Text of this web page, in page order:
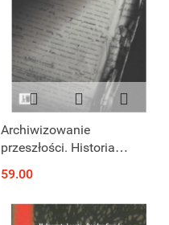
Archiwizowanie
przeszłości. Historia
maszynopisach Edwarda
Józefa Grygosińskiego
59.00